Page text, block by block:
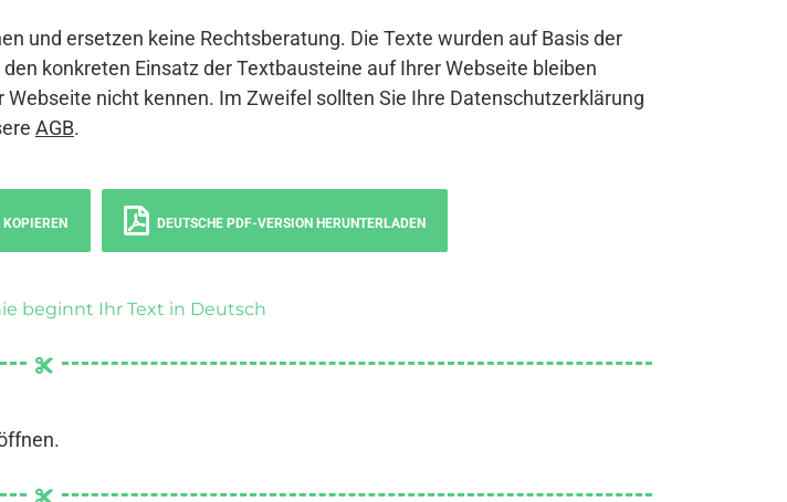
und ersetzen keine Rechtsberatung. Die Texte wurden auf Basis der
konkreten Einsatz der Textbausteine auf Ihrer Webseite bleiben
nicht kennen. Im Zweifel sollten Sie Ihre Datenschutzerklärung
AGB.
DEUTSCHE PDF-VERSION HERUNTERLADEN
beginnt Ihr Text in Deutsch